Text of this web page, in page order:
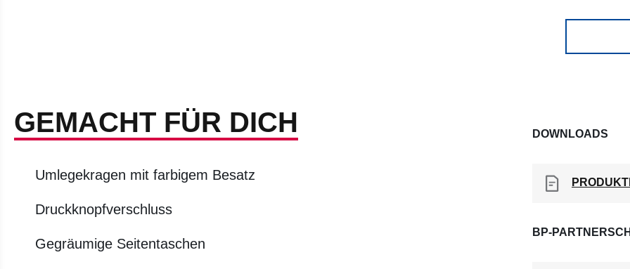
GEMACHT FÜR DICH
Umlegekragen mit farbigem Besatz
Druckknopfverschluss
Gegräumige Seitentaschen
DOWNLOADS
BP-